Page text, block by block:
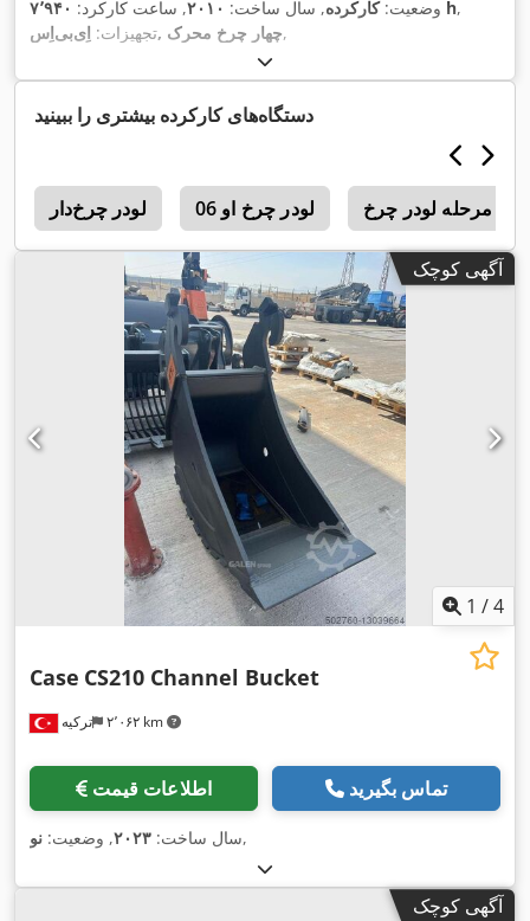
وضعیت:کارکرده, سال ساخت: ۲۰۱۰, ساعت کارکرد: ۷٬۹۴۰ h,
تجهیزات: اِی‌بی‌اِس‎, چهار چرخ محرک,
دستگاه‌های کارکرده بیشتری را ببینید
لودر چرخ‌دار لودر چرخ او 06
آگهی کوچک
1 /4
ترکیه ۲٬۰۶۲ km
Case CS210 Channel Bucket
اطلاعات قیمت تماس بگیرید
سال ساخت: ۲۰۲۳, وضعیت: نو ,
آگهی کوچک